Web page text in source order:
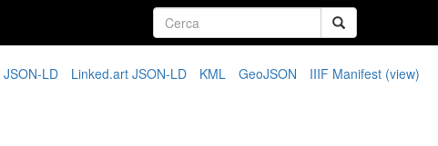
JSON-LD Linked.art JSON-LD KML GeoJSON IIIF Manifest (view)